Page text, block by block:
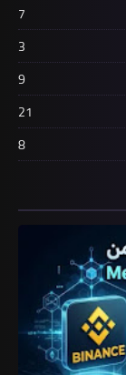
7
3
9
21
8